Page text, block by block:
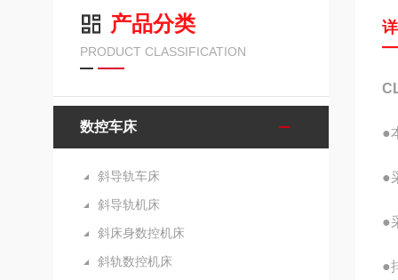
产品分类
PRODUCT CLASSIFICATION
数控车床
斜导轨车床
斜导轨机床
斜床身数控机床
斜轨数控机床
●
●
●
●